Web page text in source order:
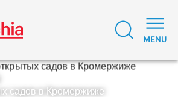
садов в Кромержиже